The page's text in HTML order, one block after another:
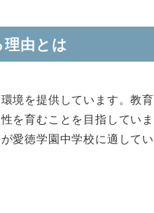
理由とは
境を提供しています。教育
を育むことを目指していま
愛徳学園中学校に適してい